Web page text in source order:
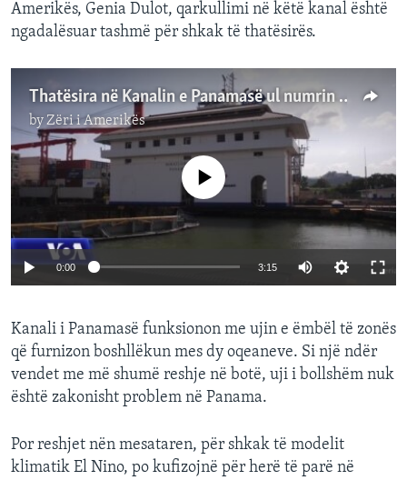
Amerikës, Genia Dulot, qarkullimi në këtë kanal është
ngadalësuar tashmë për shkak të thatësirës.
Thatësira në Kanalin e Panamasë ul numrin e anijeve që mund të kalojnë
byZëri i Amerikës
No media source currently available
0:00 3:15
Kanali i Panamasë funksionon me ujin e ëmbël të zonës
që furnizon boshllëkun mes dy oqeaneve. Si një ndër
vendet me më shumë reshje në botë, uji i bollshëm nuk
është zakonisht problem në Panama.
Por reshjet nën mesataren, për shkak të modelit
klimatik El Nino, po kufizojnë për herë të parë në